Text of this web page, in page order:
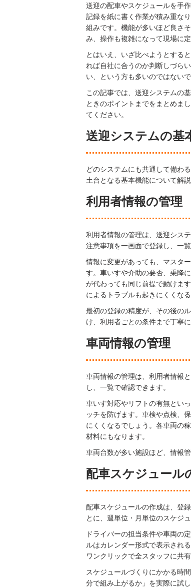
送迎の配車やスケジュールを手
記録を紙に書く作業が積み重な
組みです。機能が多いほど良さ
み、操作も複雑になって現場に定
とはいえ、いざ比べようとする
れば自社に合うのか判断しづら
い、という方も多いのではないで
この記事では、送迎システムの
ときのポイントまでをまとめま
てください。
送迎システムの基
どのシステムにも共通して備わ
土台となる基本機能について解説
利用者情報の管理
利用者情報の管理は、送迎シス
注意事項を一画面で登録し、一覧
情報に変更があっても、マスタ
す。車いすや介助の要否、乗降
が代わっても同じ前提で動けま
によるトラブルも起きにくくなる
最初の登録の精度が、その後の
け、利用者ごとの条件まで丁寧
車両情報の管理
車両情報の管理は、利用者情報
し、一覧で確認できます。
車いす対応やリフトの有無とい
ッチを防げます。車検や点検、
にくくなるでしょう。各車両の
材料にもなります。
車両台数が多い施設ほど、情報
配車スケジュール
配車スケジュールの作成は、登
とに、週単位・月単位のスケジ
ドライバーの担当条件や車両の
ルはカレンダー形式で表示され
ワンクリックで全スタッフに共
スケジュールづくりにかかる時
分で組み上がるか」を実際に試